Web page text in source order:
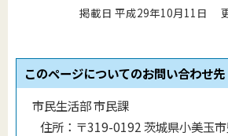
掲載日 平成29年10月11日
このページについてのお問い合わせ先
市民生活部 市民課
住所： 〒319-0192 茨城県小美玉